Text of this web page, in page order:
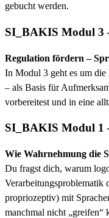
gebucht werden.
SI_BAKIS Modul 3
Regulation fördern –
In Modul 3 geht es um
– als Basis für
vorbereitest und in eine
SI_BAKIS Modul 1
Wie Wahrnehmung die
Du fragst dich, warum
Verarbeitungsproblematik
propriozeptiv) mit
manchmal nicht „greifen“